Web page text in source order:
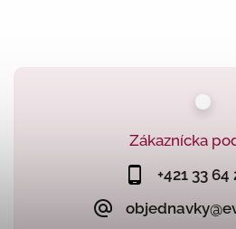
Zákaznícka
+421 33 64